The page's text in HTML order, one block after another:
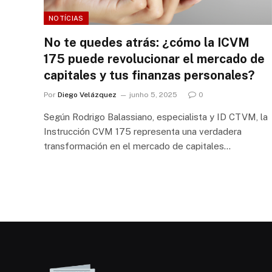
NOTÍCIAS
No te quedes atrás: ¿cómo la ICVM
175 puede revolucionar el mercado de
capitales y tus finanzas personales?
Por Diego Velázquez junho 5, 2025 0
Según Rodrigo Balassiano, especialista y ID CTVM, la
Instrucción CVM 175 representa una verdadera
transformación en el mercado de capitales…